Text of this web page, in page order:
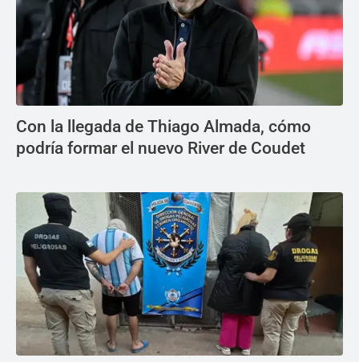
Con la llegada de Thiago Almada, cómo
podría formar el nuevo River de Coudet